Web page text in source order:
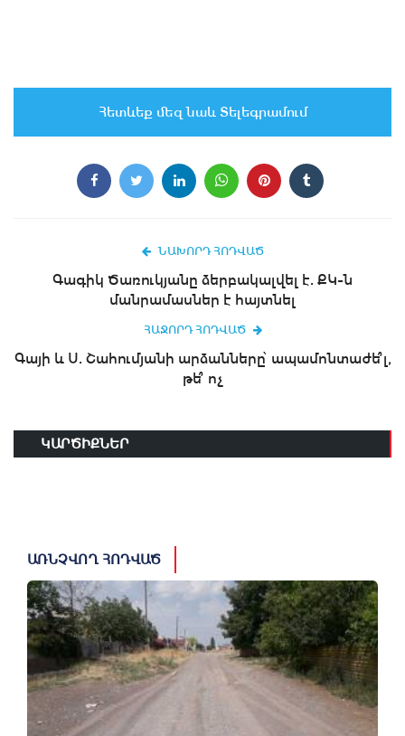
Հետևեք մեզ նաև Տելեգրամում
ՆԱԽՈՐԴ ՀՈԴՎԱԾ
Գագիկ Ծառուկյանը ձերբակալվել է. ՔԿ-ն
մանրամասներ է հայտնել
ՀԱՋՈՐԴ ՀՈԴՎԱԾ
Գայի և Ս. Շահումյանի արձանները՝ ապամոնտաժե՞լ,
թե՞ ոչ
ԿԱՐԾԻՔՆԵՐ
ԱՌՆՉՎՈՂ ՀՈԴՎԱԾ